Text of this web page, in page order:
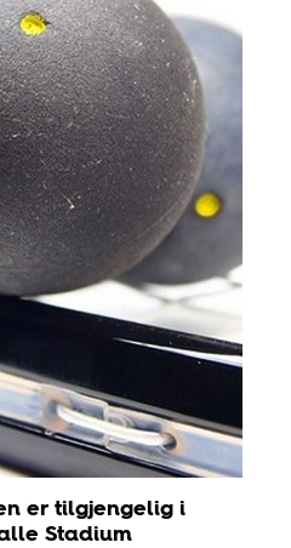
er tilgjengelig i
Stadium